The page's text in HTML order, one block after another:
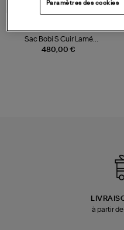
480,00 €
JEROME DREYFUSS
Sac Bobi S Cuir Lamé
Champagne
à partir
Paramètres des cookies